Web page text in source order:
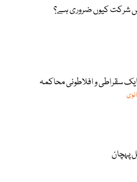
سقراطی و افلاطونی محاکمہ
پہچان